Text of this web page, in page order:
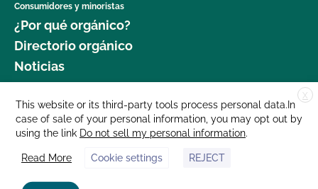
Consumidores y minoristas
¿Por qué orgánico?
Directorio orgánico
Noticias
Donar
Carreras profesionales
Sala de prensa
Contáctenos
X
This website or its third-party tools process personal data.In
case of sale of your personal information, you may opt out by
using the link Do not sell my personal information.
Read More Cookie settings REJECT